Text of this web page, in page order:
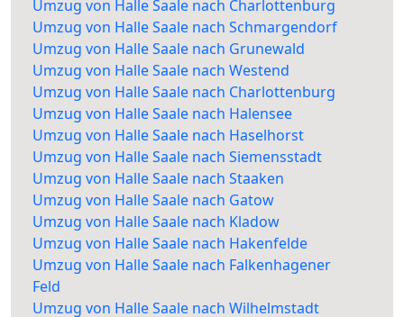
Umzug von Halle Saale nach Charlottenburg
Umzug von Halle Saale nach Schmargendorf
Umzug von Halle Saale nach Grunewald
Umzug von Halle Saale nach Westend
Umzug von Halle Saale nach Charlottenburg
Umzug von Halle Saale nach Halensee
Umzug von Halle Saale nach Haselhorst
Umzug von Halle Saale nach Siemensstadt
Umzug von Halle Saale nach Staaken
Umzug von Halle Saale nach Gatow
Umzug von Halle Saale nach Kladow
Umzug von Halle Saale nach Hakenfelde
Umzug von Halle Saale nach Falkenhagener
Feld
Umzug von Halle Saale nach Wilhelmstadt